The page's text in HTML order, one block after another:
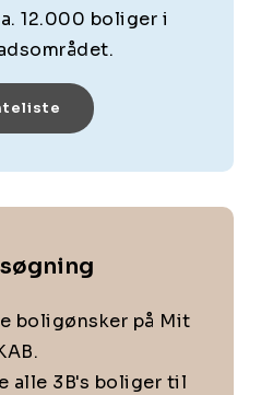
12.000 boliger i
boligønsker på Mit
alle 3B's boliger til